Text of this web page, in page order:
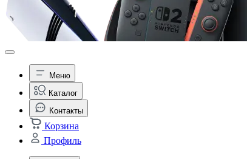
Меню
Каталог
Контакты
Корзина
Профиль